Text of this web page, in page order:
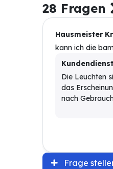
28 Fragen
Hausmeister
kann ich die
Kundendienst
Die Leuchten
das
nach
Frage